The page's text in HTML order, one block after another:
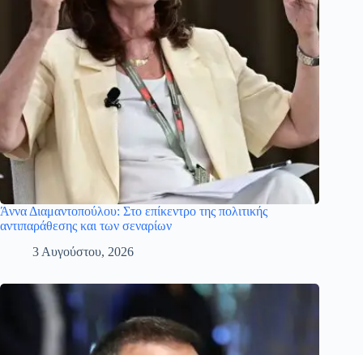
Άννα Διαμαντοπούλου: Στο επίκεντρο της πολιτικής
αντιπαράθεσης και των σεναρίων
3 Αυγούστου, 2026